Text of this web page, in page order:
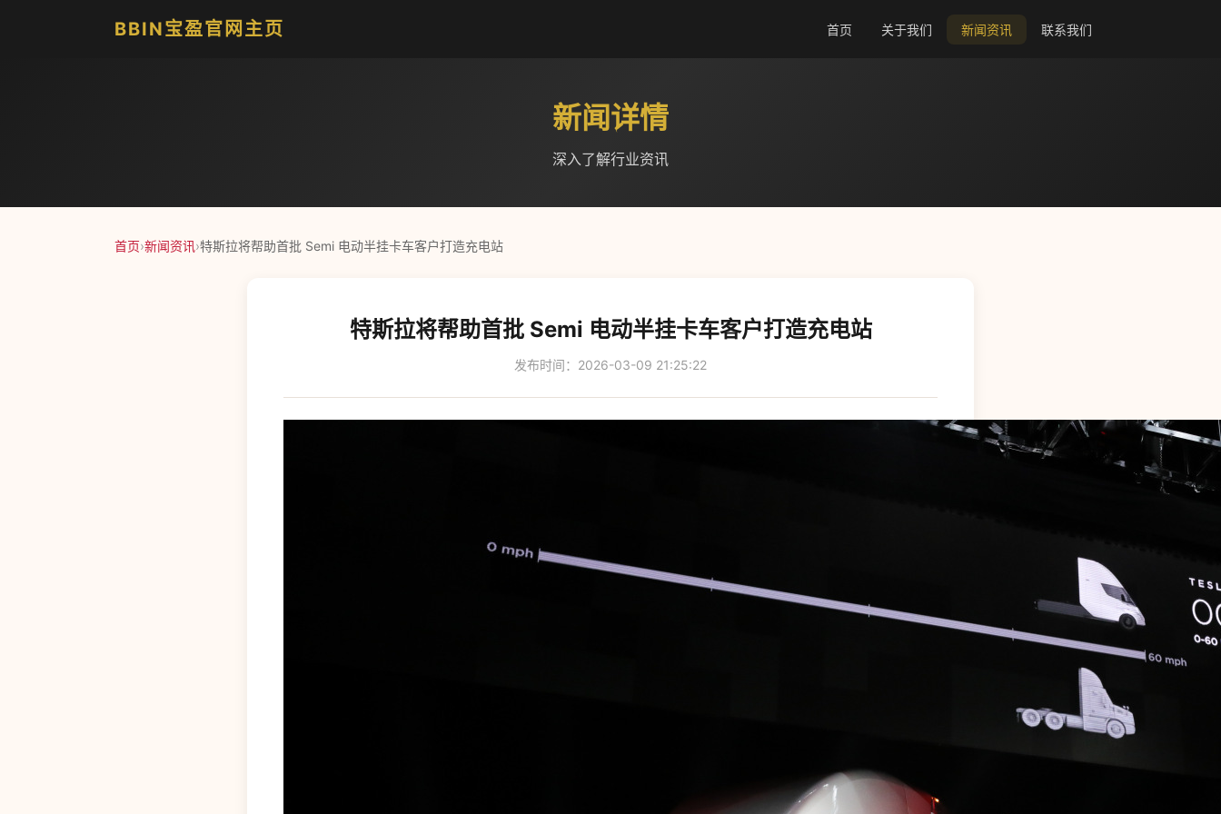
BBIN宝盈官网主页 首页 关于我们 新闻资讯 联系我们
新闻详情
深入了解行业资讯
首页›新闻资讯›特斯拉将帮助首批 Semi 电动半挂卡车客户打造充电站
特斯拉将帮助首批 Semi 电动半挂卡车客户打造充电站
发布时间：2026-03-09 21:25:22